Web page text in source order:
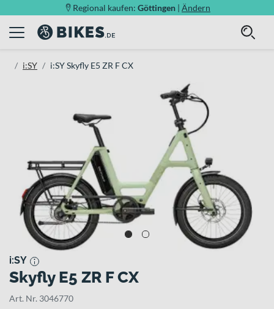
Regional kaufen: Göttingen | Ändern
i:SY i:SY Skyfly E5 ZR F CX
i:SY
Skyfly E5 ZR F CX
Art. Nr. 3046770